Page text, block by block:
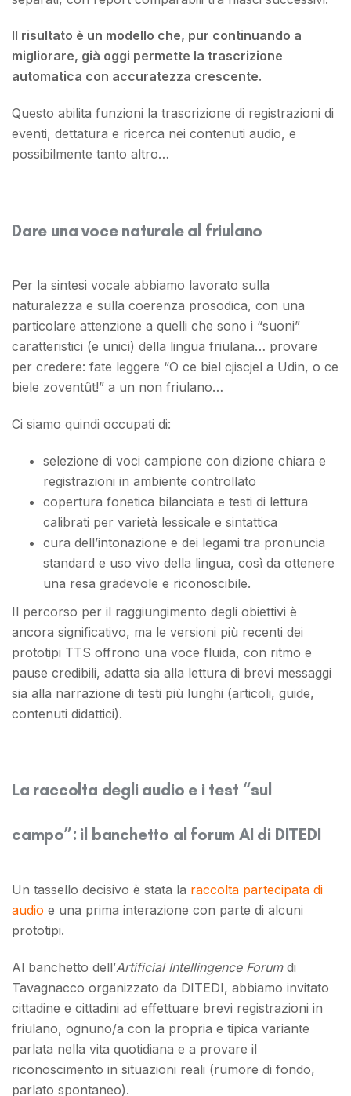
Il risultato è un modello che, pur continuando a
migliorare, già oggi permette la trascrizione
automatica con accuratezza crescente.
Questo abilita funzioni la trascrizione di registrazioni di
eventi, dettatura e ricerca nei contenuti audio, e
possibilmente tanto altro…
Dare una voce naturale al friulano
Per la sintesi vocale abbiamo lavorato sulla
naturalezza e sulla coerenza prosodica, con una
particolare attenzione a quelli che sono i “suoni”
caratteristici (e unici) della lingua friulana… provare
per credere: fate leggere “O ce biel cjiscjel a Udin, o ce
biele zoventût!” a un non friulano…
Ci siamo quindi occupati di:
selezione di voci campione con dizione chiara e
registrazioni in ambiente controllato
copertura fonetica bilanciata e testi di lettura
calibrati per varietà lessicale e sintattica
cura dell’intonazione e dei legami tra pronuncia
standard e uso vivo della lingua, così da ottenere
una resa gradevole e riconoscibile.
Il percorso per il raggiungimento degli obiettivi è
ancora significativo, ma le versioni più recenti dei
prototipi TTS offrono una voce fluida, con ritmo e
pause credibili, adatta sia alla lettura di brevi messaggi
sia alla narrazione di testi più lunghi (articoli, guide,
contenuti didattici).
La raccolta degli audio e i test “sul
campo”: il banchetto al forum AI di DITEDI
Un tassello decisivo è stata la raccolta partecipata di
audio e una prima interazione con parte di alcuni
prototipi.
Al banchetto dell’Artificial Intellingence Forumdi
Tavagnacco organizzato da DITEDI, abbiamo invitato
cittadine e cittadini ad effettuare brevi registrazioni in
friulano, ognuno/a con la propria e tipica variante
parlata nella vita quotidiana e a provare il
riconoscimento in situazioni reali (rumore di fondo,
parlato spontaneo).